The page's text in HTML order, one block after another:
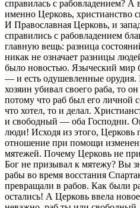
справилась с рабовладением?
именно Церковь, христианство
И Православная Церковь, и
справились с рабовладением
главную вещь: разница
никак не означает разницы
было новостью. Языческий мир
— и есть одушевленные
хозяин убивал своего раба, то
потому что раб был его личной
что хотел, то и делал.
и свободный — оба Господни.
люди! Исходя из этого, Церковь
отношение при помощи
мятежей. Почему Церковь не
Бог не призывал к мятежу? Вы
рабы во время восстания
превращали в рабов. Как были
остались! А Церковь ввела